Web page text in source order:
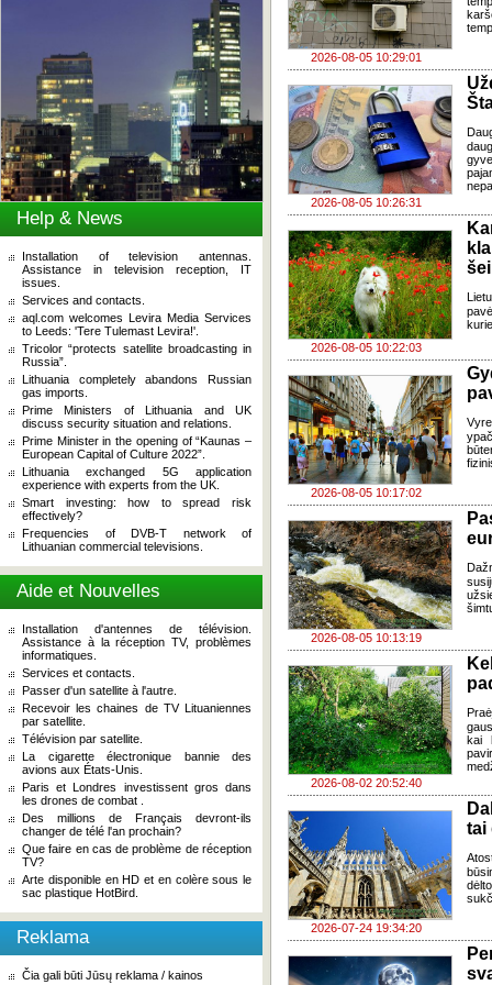
Help & News
Installation of television antennas.
Assistance in television reception, IT
issues.
Services and contacts.
aql.com welcomes Levira Media Services
to Leeds: 'Tere Tulemast Levira!'.
Tricolor “protects satellite broadcasting in
Russia”.
Lithuania completely abandons Russian
gas imports.
Prime Ministers of Lithuania and UK
discuss security situation and relations.
Prime Minister in the opening of “Kaunas –
European Capital of Culture 2022”.
Lithuania exchanged 5G application
experience with experts from the UK.
Smart investing: how to spread risk
effectively?
Frequencies of DVB-T network of
Lithuanian commercial televisions.
Aide et Nouvelles
Installation d'antennes de télévision.
Assistance à la réception TV, problèmes
informatiques.
Services et contacts.
Passer d'un satellite à l'autre.
Recevoir les chaines de TV Lituaniennes
par satellite.
Télévision par satellite.
La cigarette électronique bannie des
avions aux États-Unis.
Paris et Londres investissent gros dans
les drones de combat .
Des millions de Français devront-ils
changer de télé l'an prochain?
Que faire en cas de problème de réception
TV?
Arte disponible en HD et en colère sous le
sac plastique HotBird.
Reklama
Čia gali būti Jūsų reklama / kainos
2026-08-05 10:29:01
2026-08-05 10:26:31
2026-08-05 10:22:03
2026-08-05 10:17:02
2026-08-05 10:13:19
2026-08-02 20:52:40
kai
2026-07-24 19:34:20
tai